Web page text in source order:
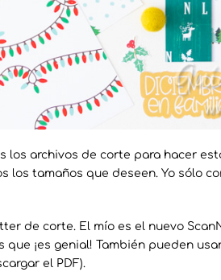
los archivos de corte para hacer
los tamaños que deseen. Yo sólo
de corte. El mío es el nuevo
que ¡es genial! También pueden
el PDF).